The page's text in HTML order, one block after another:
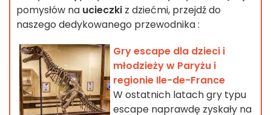
pomysłów na ucieczki z dziećmi, przejdź do
naszego dedykowanego przewodnika :
Gry escape dla dzieci i
młodzieży w Paryżu i
regionie Ile-de-France
W ostatnich latach gry typu
escape naprawdę zyskały na